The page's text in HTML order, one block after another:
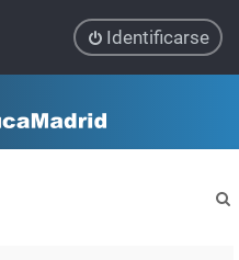
Identificarse